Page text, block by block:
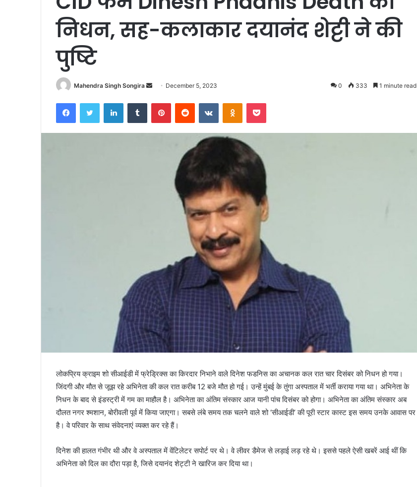
निधन, सह-कलाकार दयानंद शेट्टी ने की
पुष्टि
Mahendra Singh Songira
Send
email
December 5, 2023 0 333 1 minute read
FacebookTwitter LinkedInTumblr PinterestReddit VKontakteOdnoklassniki
Pocket
लोकप्रिय क्राइम शो सीआईडी में फ्रेड्रिक्स का किरदार निभाने वाले दिनेश फडनिस का अचानक कल रात चार दिसंबर को निधन हो गया।
जिंदगी और मौत से जूझ रहे अभिनेता की कल रात करीब 12 बजे मौत हो गई। उन्हें मुंबई के तुंगा अस्पताल में भर्ती कराया गया था। अभिनेता के
निधन के बाद से इंडस्ट्री में गम का माहौल है। अभिनेता का अंतिम संस्कार आज यानी पांच दिसंबर को होगा। अभिनेता का अंतिम संस्कार अब
दौलत नगर श्मशान, बोरीवली पूर्व में किया जाएगा। सबसे लंबे समय तक चलने वाले शो ‘सीआईडी’ की पूरी स्टार कास्ट इस समय उनके आवास पर
है। वे परिवार के साथ संवेदनाएं व्यक्त कर रहे हैं।
दिनेश की हालत गंभीर थी और वे अस्पताल में वेंटिलेटर सपोर्ट पर थे। वे लीवर डैमेज से लड़ाई लड़ रहे थे। इससे पहले ऐसी खबरें आई थीं कि
अभिनेता को दिल का दौरा पड़ा है, जिसे दयानंद शेट्टी ने खारिज कर दिया था।